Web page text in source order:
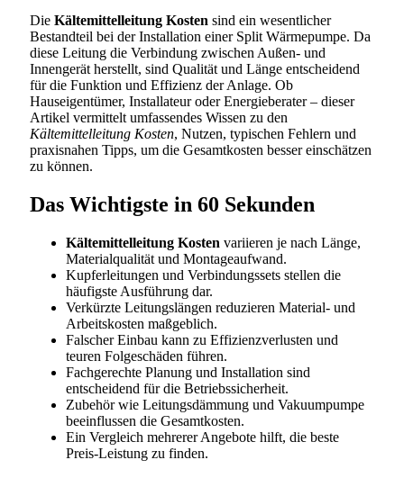
Die Kältemittelleitung Kosten sind ein wesentlicher
Bestandteil bei der Installation einer Split Wärmepumpe. Da
diese Leitung die Verbindung zwischen Außen- und
Innengerät herstellt, sind Qualität und Länge entscheidend
für die Funktion und Effizienz der Anlage. Ob
Hauseigentümer, Installateur oder Energieberater – dieser
Artikel vermittelt umfassendes Wissen zu den
Kältemittelleitung Kosten, Nutzen, typischen Fehlern und
praxisnahen Tipps, um die Gesamtkosten besser einschätzen
zu können.
Das Wichtigste in 60 Sekunden
Kältemittelleitung Kosten variieren je nach Länge,
Materialqualität und Montageaufwand.
Kupferleitungen und Verbindungssets stellen die
häufigste Ausführung dar.
Verkürzte Leitungslängen reduzieren Material- und
Arbeitskosten maßgeblich.
Falscher Einbau kann zu Effizienzverlusten und
teuren Folgeschäden führen.
Fachgerechte Planung und Installation sind
entscheidend für die Betriebssicherheit.
Zubehör wie Leitungsdämmung und Vakuumpumpe
beeinflussen die Gesamtkosten.
Ein Vergleich mehrerer Angebote hilft, die beste
Preis-Leistung zu finden.